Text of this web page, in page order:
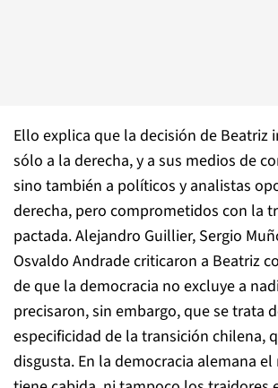
Ello explica que la decisión de Beatriz
sólo a la derecha, y a sus medios de
sino también a políticos y analistas
derecha, pero comprometidos con la
pactada. Alejandro Guillier, Sergio
Osvaldo Andrade criticaron a Beatriz
de que la democracia no excluye a
precisaron, sin embargo, que se trata
especificidad de la transición chilena,
disgusta. En la democracia alemana